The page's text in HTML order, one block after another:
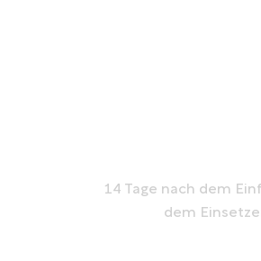
14 Tage nach dem
dem